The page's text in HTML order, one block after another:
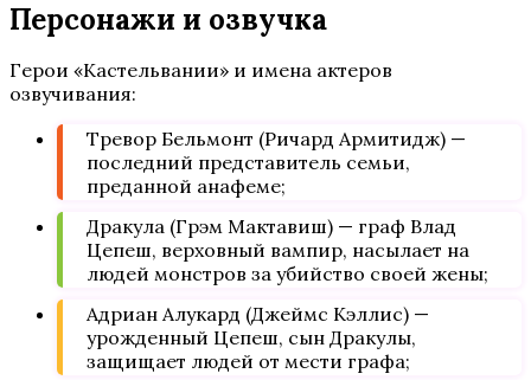
Персонажи и озвучка
Герои «Кастельвании» и имена актеров
озвучивания:
Тревор Бельмонт (Ричард Армитидж) —
последний представитель семьи,
преданной анафеме;
Дракула (Грэм Мактавиш) — граф Влад
Цепеш, верховный вампир, насылает на
людей монстров за убийство своей жены;
Адриан Алукард (Джеймс Кэллис) —
урожденный Цепеш, сын Дракулы,
защищает людей от мести графа;